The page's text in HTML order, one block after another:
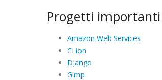
Progetti importanti
Amazon Web Services
CLion
Django
Gimp